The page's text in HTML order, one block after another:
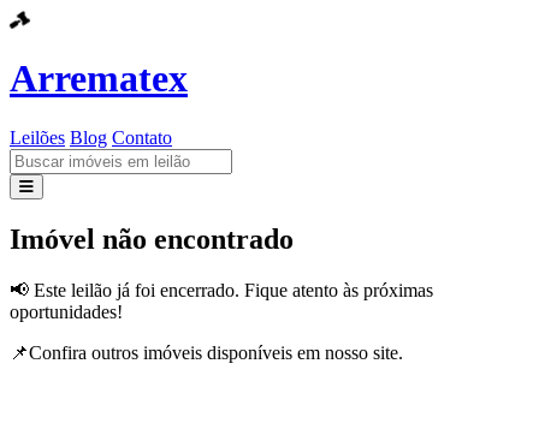
Arrematex
Leilões Blog Contato
Leilões
Imóvel não encontrado
📢 Este leilão já foi encerrado. Fique atento às próximas
oportunidades!
📌Confira outros imóveis disponíveis em nosso site.